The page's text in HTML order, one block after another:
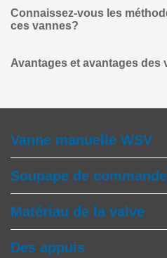
Connaissez-vous les
ces vannes?
Avantages et avantages des
Vanne manuelle WSV
Soupape de
Matériau de la valve
Des appuis